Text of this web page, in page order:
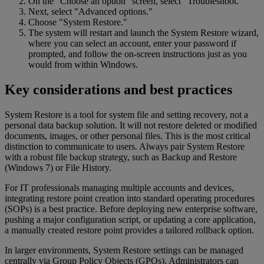
Next, select "Advanced options."
Choose "System Restore."
The system will restart and launch the System Restore wizard,
where you can select an account, enter your password if
prompted, and follow the on-screen instructions just as you
would from within Windows.
Key considerations and best practices
System Restore is a tool for system file and setting recovery, not a
personal data backup solution. It will not restore deleted or modified
documents, images, or other personal files. This is the most critical
distinction to communicate to users. Always pair System Restore
with a robust file backup strategy, such as Backup and Restore
(Windows 7) or File History.
For IT professionals managing multiple accounts and devices,
integrating restore point creation into standard operating procedures
(SOPs) is a best practice. Before deploying new enterprise software,
pushing a major configuration script, or updating a core application,
a manually created restore point provides a tailored rollback option.
In larger environments, System Restore settings can be managed
centrally via Group Policy Objects (GPOs). Administrators can